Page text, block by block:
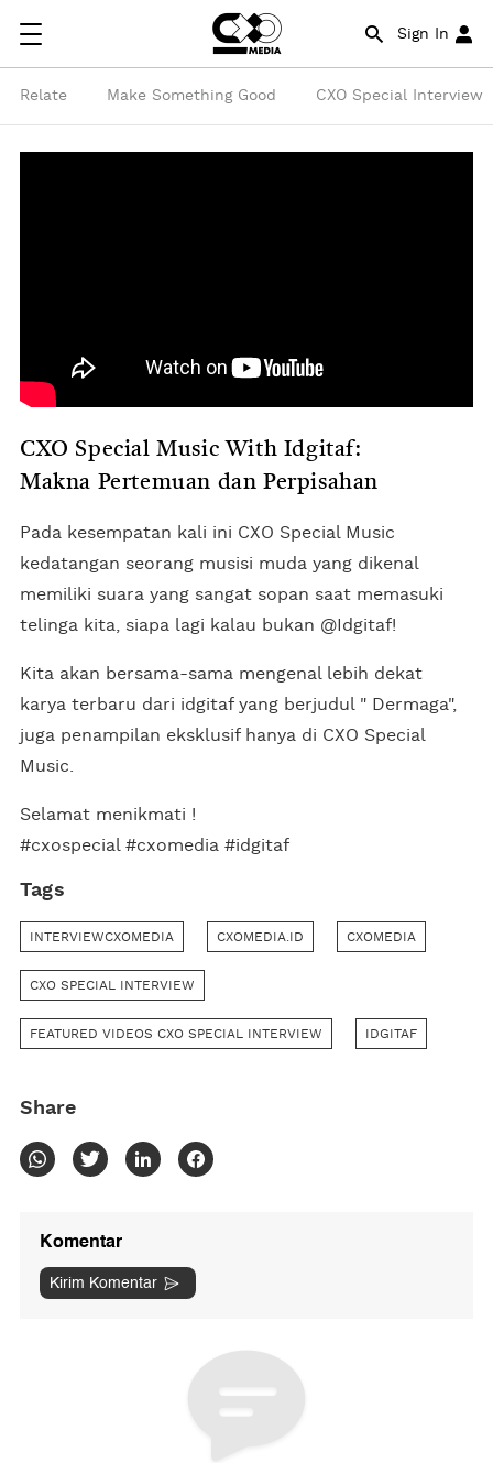
Sign In
Relate Make Something Good CXO Special Interview
CXO Special Music With Idgitaf:
Makna Pertemuan dan Perpisahan
Pada kesempatan kali ini CXO Special Music
kedatangan seorang musisi muda yang dikenal
memiliki suara yang sangat sopan saat memasuki
telinga kita, siapa lagi kalau bukan @Idgitaf!
Kita akan bersama-sama mengenal lebih dekat
karya terbaru dari idgitaf yang berjudul " Dermaga",
juga penampilan eksklusif hanya di CXO Special
Music.
Selamat menikmati !
#cxospecial #cxomedia #idgitaf
Tags
INTERVIEWCXOMEDIA CXOMEDIA.ID CXOMEDIA
CXO SPECIAL INTERVIEW
FEATURED VIDEOS CXO SPECIAL INTERVIEW IDGITAF
Share